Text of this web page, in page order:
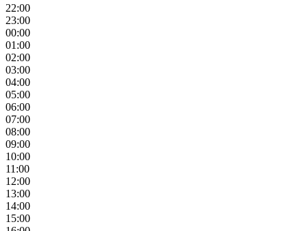
22:00
23:00
00:00
01:00
02:00
03:00
04:00
05:00
06:00
07:00
08:00
09:00
10:00
11:00
12:00
13:00
14:00
15:00